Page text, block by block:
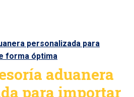
personalizada para
forma óptima
aduanera
para importar